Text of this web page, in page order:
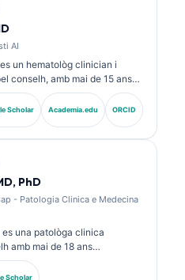
AI
un hematològ clinician i
conselh, amb mai de 15 ans
de laboratòri e anàlisi
Com a director mèdic a
supervisió clinica de
de laboratòri en
laboratòri.
Scholar Academia.edu ORCID
PhD
- Patologia Clinica e Medecina
una patològa clinica
amb mai de 18 ans
de laboratòri e analisi
d’especialitat en
Scholar